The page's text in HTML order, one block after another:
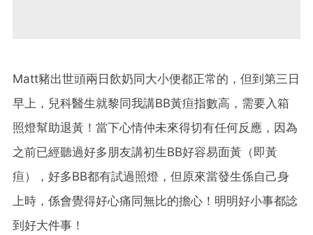
Matt豬出世頭兩日飲奶同大小便都正常的，但到第三日
早上，兒科醫生就黎同我講BB黃疸指數高，需要入箱
照燈幫助退黃！當下心情仲未來得切有任何反應，因為
之前已經聽過好多朋友講初生BB好容易面黃（即黃
疸），好多BB都有試過照燈，但原來當發生係自己身
上時，係會覺得好心痛同無比的擔心！明明好小事都諗
到好大件事！